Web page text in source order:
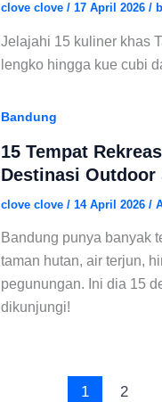
clove clove / 17 April 2026 /
Jelajahi 15 kuliner khas
lengko hingga kue cubi
Bandung
15 Tempat
Destinasi Outdoor
clove clove / 14 April 2026 /
Bandung punya banyak
taman hutan, air terjun,
pegunungan. Ini dia 15
dikunjungi!
1 2